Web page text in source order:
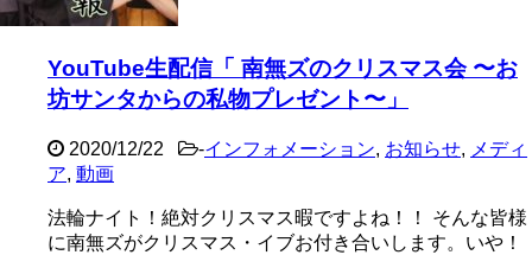
YouTube生配信「 南無ズのクリスマス会 〜お
坊サンタからの私物プレゼント〜」
2020/12/22 -インフォメーション, お知らせ, メディ
ア, 動画
法輪ナイト！絶対クリスマス暇ですよね！！ そんな皆様
に南無ズがクリスマス・イブお付き合いします。いや！